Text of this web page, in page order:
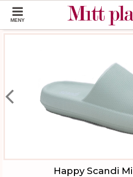
MENY
Happy Scandi